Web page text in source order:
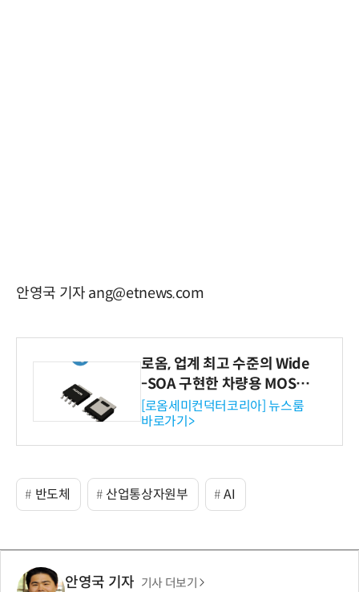
안영국 기자 ang@etnews.com
로옴, 업계 최고 수준의 Wide
-SOA 구현한 차량용 MOSF
ET 개발
[로옴세미컨덕터코리아] 뉴스룸
바로가기>
반도체 산업통상자원부 AI
안영국 기자 기사 더보기